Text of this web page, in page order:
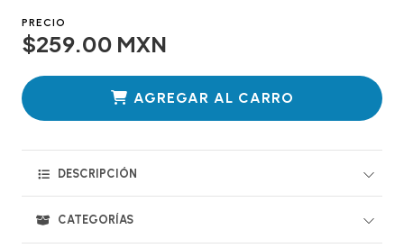
PRECIO
$259.00 MXN
AGREGAR AL CARRO
DESCRIPCIÓN
CATEGORÍAS